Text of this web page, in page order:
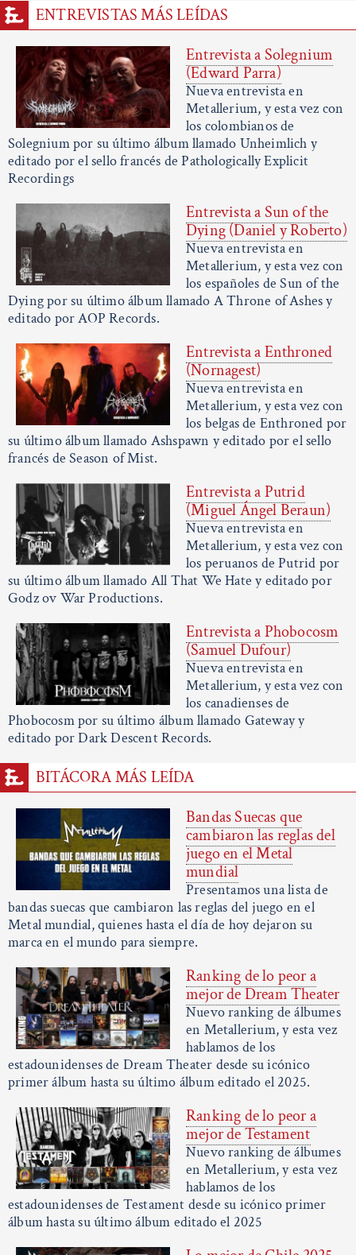
ENTREVISTAS MÁS LEÍDAS
Entrevista a Solegnium
(Edward Parra)
Nueva entrevista en
Metallerium, y esta vez con
los colombianos de
Solegnium por su último álbum llamado Unheimlich y
editado por el sello francés de Pathologically Explicit
Recordings
Entrevista a Sun of the
Dying (Daniel y Roberto)
Nueva entrevista en
Metallerium, y esta vez con
los españoles de Sun of the
Dying por su último álbum llamado A Throne of Ashes y
editado por AOP Records.
Entrevista a Enthroned
(Nornagest)
Nueva entrevista en
Metallerium, y esta vez con
los belgas de Enthroned por
su último álbum llamado Ashspawn y editado por el sello
francés de Season of Mist.
Entrevista a Putrid
(Miguel Ángel Beraun)
Nueva entrevista en
Metallerium, y esta vez con
los peruanos de Putrid por
su último álbum llamado All That We Hate y editado por
Godz ov War Productions.
Entrevista a Phobocosm
(Samuel Dufour)
Nueva entrevista en
Metallerium, y esta vez con
los canadienses de
Phobocosm por su último álbum llamado Gateway y
editado por Dark Descent Records.
BITÁCORA MÁS LEÍDA
Bandas Suecas que
cambiaron las reglas del
juego en el Metal
mundial
Presentamos una lista de
bandas suecas que cambiaron las reglas del juego en el
Metal mundial, quienes hasta el día de hoy dejaron su
marca en el mundo para siempre.
Ranking de lo peor a
mejor de Dream Theater
Nuevo ranking de álbumes
en Metallerium, y esta vez
hablamos de los
estadounidenses de Dream Theater desde su icónico
primer álbum hasta su último álbum editado el 2025.
Ranking de lo peor a
mejor de Testament
Nuevo ranking de álbumes
en Metallerium, y esta vez
hablamos de los
estadounidenses de Testament desde su icónico primer
álbum hasta su último álbum editado el 2025